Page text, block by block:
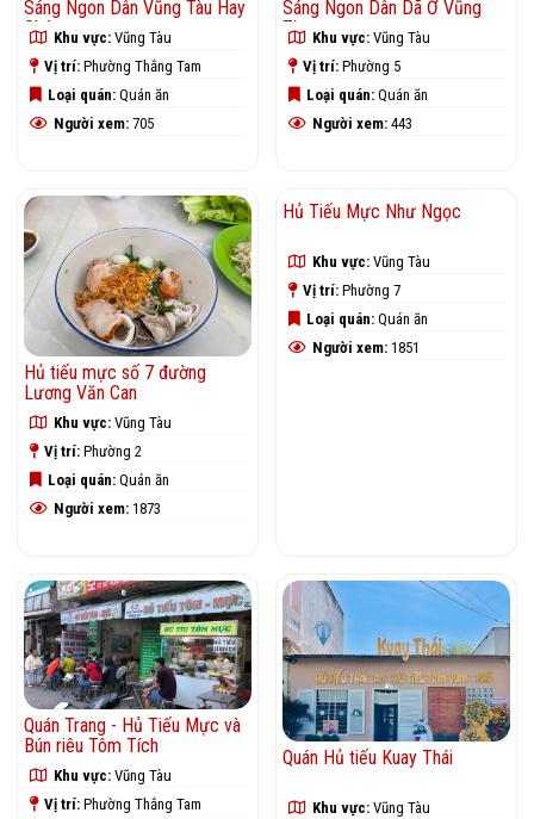
Sáng Ngon Dân Vũng Tàu Hay
Ghé Khu vực: Vũng Tàu
Vị trí: Phường Thắng Tam
Loại quán: Quán ăn
Người xem: 705
Sáng Ngon Dân Dã Ở Vũng
Tàu Khu vực: Vũng Tàu
Vị trí: Phường 5
Loại quán: Quán ăn
Người xem: 443
Hủ tiếu mực số 7 đường
Lương Văn Can
Khu vực: Vũng Tàu
Vị trí: Phường 2
Loại quán: Quán ăn
Người xem: 1873
Quán Trang - Hủ Tiếu Mực và
Bún riêu Tôm Tích
Khu vực: Vũng Tàu
Vị trí: Phường Thắng Tam
Quán Hủ tiếu Kuay Thái
Khu vực: Vũng Tàu